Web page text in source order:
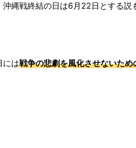
沖縄戦終結の日は6月22日とする
には戦争の悲劇を風化させないため